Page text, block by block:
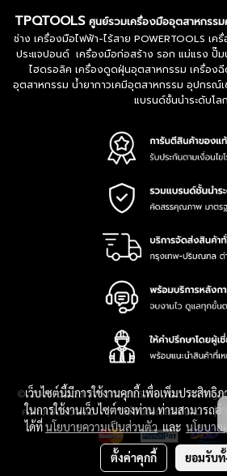
TPQTOOLS ศูนย์รวมเครื่องมืออุตสาหกรร
ช่าง เครื่องมือไฟฟ้า-ไร้สาย POWERTOOLS เ
ประแจปอนด์ เครื่องมือก่อสร้าง รอก แม่แรง ปั๊ม
ไฮดรอลิค เครื่องดูดฝุ่นอุตสาหกรรม เครื่อง
อุตสาหกรรม น้ำยากาวเคมีอุตสาหกรรม อุปกรณ์
แบรนด์ชั้นนำระดับโลก
© 2016-2028 TPQTOOLS Co., Ltd. All
ความเป็นส่วนตัว|เงื่อนไขการใช้งาน|
เว็บไซต์นี้มีการใช้งานคุกกี้ เพื่อเพิ่มประสิท
ในการใช้งานเว็บไซต์ของท่าน ท่านสามารถอ่
ได้ที่นโยบายความเป็นส่วนตัวและ นโยบายคุ
ตั้งค่าคุกกี้ ยอมรับ